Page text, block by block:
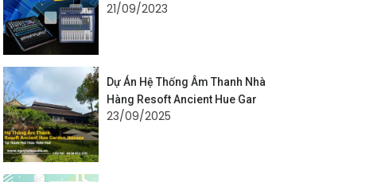
21/09/2023
Dự Án Hệ Thống Âm Thanh Nhà
Hàng Resoft Ancient Hue Gar
23/09/2025